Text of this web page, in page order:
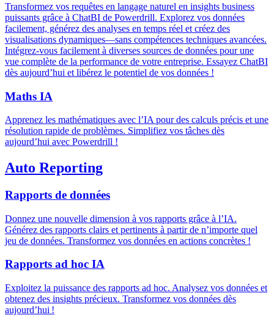
Transformez vos requêtes en langage naturel en insights business
puissants grâce à ChatBI de Powerdrill. Explorez vos données
facilement, générez des analyses en temps réel et créez des
visualisations dynamiques—sans compétences techniques avancées.
Intégrez-vous facilement à diverses sources de données pour une
vue complète de la performance de votre entreprise. Essayez ChatBI
dès aujourd’hui et libérez le potentiel de vos données !
Maths IA
Apprenez les mathématiques avec l’IA pour des calculs précis et une
résolution rapide de problèmes. Simplifiez vos tâches dès
aujourd’hui avec Powerdrill !
Auto Reporting
Rapports de données
Donnez une nouvelle dimension à vos rapports grâce à l’IA.
Générez des rapports clairs et pertinents à partir de n’importe quel
jeu de données. Transformez vos données en actions concrètes !
Rapports ad hoc IA
Exploitez la puissance des rapports ad hoc. Analysez vos données et
obtenez des insights précieux. Transformez vos données dès
aujourd’hui !